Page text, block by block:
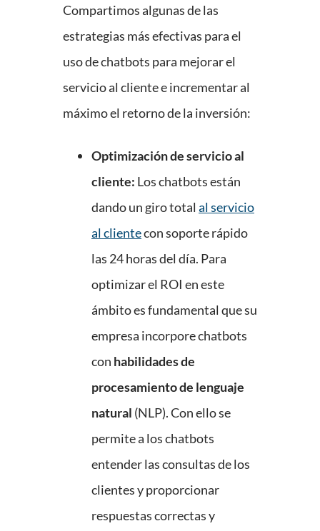
Compartimos algunas de las
estrategias más efectivas para el
uso de chatbots para mejorar el
servicio al cliente e incrementar al
máximo el retorno de la inversión:
Optimización de servicio al
cliente: Los chatbots están
dando un giro total al servicio
al clientecon soporte rápido
las 24 horas del día. Para
optimizar el ROI en este
ámbito es fundamental que su
empresa incorpore chatbots
con habilidades de
procesamiento de lenguaje
natural (NLP). Con ello se
permite a los chatbots
entender las consultas de los
clientes y proporcionar
respuestas correctas y